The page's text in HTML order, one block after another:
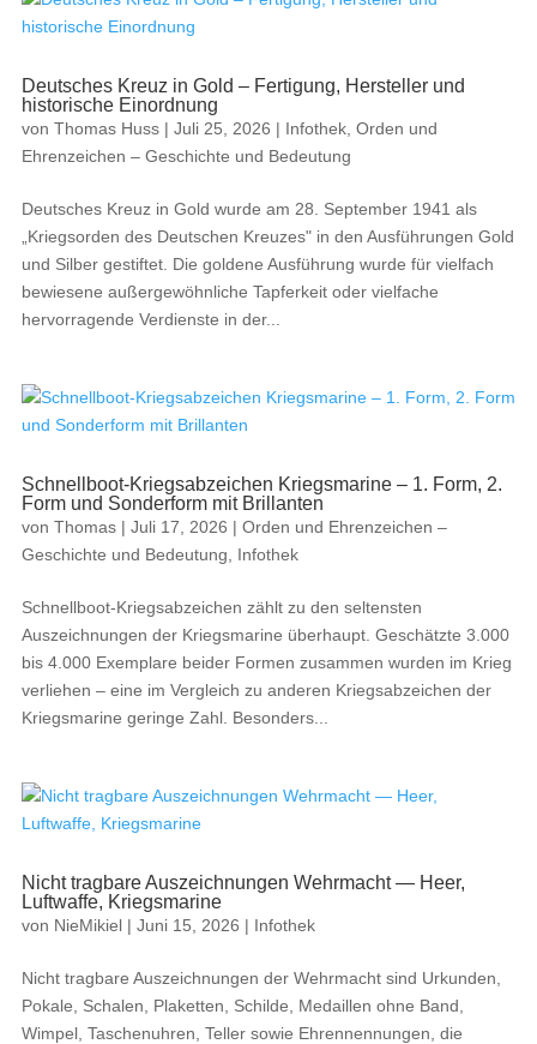
Deutsches Kreuz in Gold – Fertigung, Hersteller und
historische Einordnung
von Thomas Huss| Juli 25, 2026 | Infothek, Orden und
Ehrenzeichen – Geschichte und Bedeutung
Deutsches Kreuz in Gold wurde am 28. September 1941 als
„Kriegsorden des Deutschen Kreuzes" in den Ausführungen Gold
und Silber gestiftet. Die goldene Ausführung wurde für vielfach
bewiesene außergewöhnliche Tapferkeit oder vielfache
hervorragende Verdienste in der...
Schnellboot-Kriegsabzeichen Kriegsmarine – 1. Form, 2.
Form und Sonderform mit Brillanten
von Thomas| Juli 17, 2026 | Orden und Ehrenzeichen –
Geschichte und Bedeutung
Infothek
Schnellboot-Kriegsabzeichen zählt zu den seltensten
Auszeichnungen der Kriegsmarine überhaupt. Geschätzte 3.000
bis 4.000 Exemplare beider Formen zusammen wurden im Krieg
verliehen – eine im Vergleich zu anderen Kriegsabzeichen der
Kriegsmarine geringe Zahl. Besonders...
Nicht tragbare Auszeichnungen Wehrmacht — Heer,
Luftwaffe, Kriegsmarine
von NieMikiel| Juni 15, 2026 | Infothek
Nicht tragbare Auszeichnungen der Wehrmacht sind Urkunden,
Pokale, Schalen, Plaketten, Schilde, Medaillen ohne Band,
Wimpel, Taschenuhren, Teller sowie Ehrennennungen, die